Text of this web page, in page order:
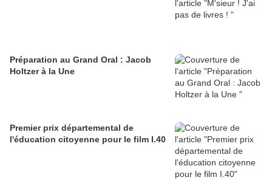
Préparation au Grand Oral : Jacob
Holtzer à la Une
Premier prix départemental de
l'éducation citoyenne pour le film I.40